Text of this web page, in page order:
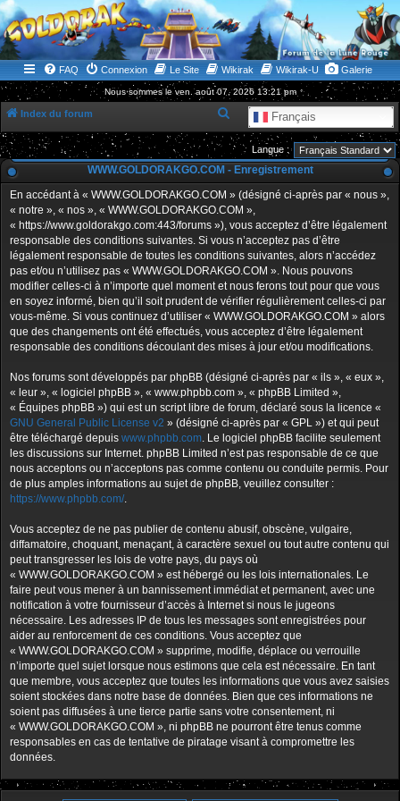
WWW.GOLDORAKGO.COM
le site de la Lune Rouge
FAQ Connexion Le Site Wikirak Wikirak-U Galerie
Nous sommes le ven. août 07, 2026 13:21 pm
Index du forum Français
e
c
h
e
c
h
e
r
Langue :
WWW.GOLDORAKGO.COM - Enregistrement
En accédant à « WWW.GOLDORAKGO.COM » (désigné ci-après par « nous »,
« notre », « nos », « WWW.GOLDORAKGO.COM »,
« https://www.goldorakgo.com:443/forums »), vous acceptez d’être légalement
responsable des conditions suivantes. Si vous n’acceptez pas d’être
légalement responsable de toutes les conditions suivantes, alors n’accédez
pas et/ou n’utilisez pas « WWW.GOLDORAKGO.COM ». Nous pouvons
modifier celles-ci à n’importe quel moment et nous ferons tout pour que vous
en soyez informé, bien qu’il soit prudent de vérifier régulièrement celles-ci par
vous-même. Si vous continuez d’utiliser « WWW.GOLDORAKGO.COM » alors
que des changements ont été effectués, vous acceptez d’être légalement
responsable des conditions découlant des mises à jour et/ou modifications.
Nos forums sont développés par phpBB (désigné ci-après par « ils », « eux »,
« leur », « logiciel phpBB », « www.phpbb.com », « phpBB Limited »,
« Équipes phpBB ») qui est un script libre de forum, déclaré sous la licence «
GNU General Public License v2 » (désigné ci-après par « GPL ») et qui peut
être téléchargé depuis www.phpbb.com. Le logiciel phpBB facilite seulement
les discussions sur Internet. phpBB Limited n’est pas responsable de ce que
nous acceptons ou n’acceptons pas comme contenu ou conduite permis. Pour
de plus amples informations au sujet de phpBB, veuillez consulter :
https://www.phpbb.com/.
Vous acceptez de ne pas publier de contenu abusif, obscène, vulgaire,
diffamatoire, choquant, menaçant, à caractère sexuel ou tout autre contenu qui
peut transgresser les lois de votre pays, du pays où
« WWW.GOLDORAKGO.COM » est hébergé ou les lois internationales. Le
faire peut vous mener à un bannissement immédiat et permanent, avec une
notification à votre fournisseur d’accès à Internet si nous le jugeons
nécessaire. Les adresses IP de tous les messages sont enregistrées pour
aider au renforcement de ces conditions. Vous acceptez que
« WWW.GOLDORAKGO.COM » supprime, modifie, déplace ou verrouille
n’importe quel sujet lorsque nous estimons que cela est nécessaire. En tant
que membre, vous acceptez que toutes les informations que vous avez saisies
soient stockées dans notre base de données. Bien que ces informations ne
soient pas diffusées à une tierce partie sans votre consentement, ni
« WWW.GOLDORAKGO.COM », ni phpBB ne pourront être tenus comme
responsables en cas de tentative de piratage visant à compromettre les
données.